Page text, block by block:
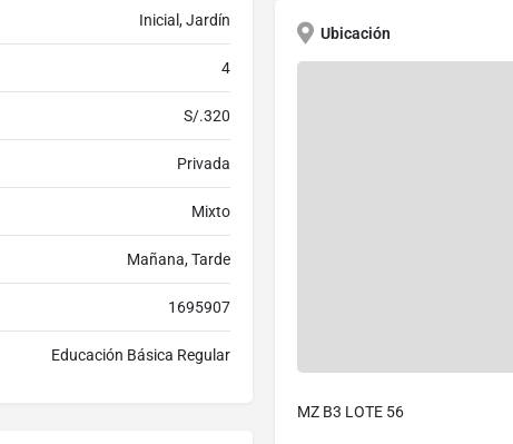
Inicial, Jardín
4
S/.320
Privada
Mixto
Mañana, Tarde
1695907
Educación Básica Regular
Ubicación
MZ B3 LOTE 56